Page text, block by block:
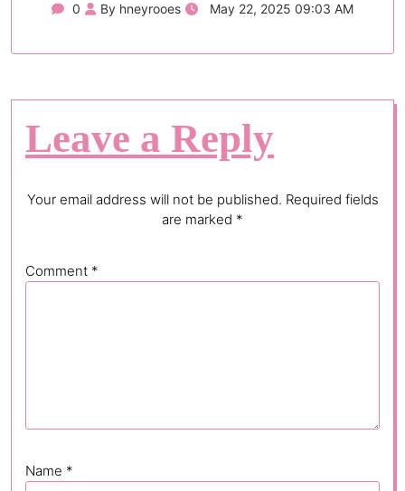
0 By hneyrooes May 22, 2025 09:03 AM
Leave a Reply
Your email address will not be published. Required fields
are marked *
Comment *
Name *